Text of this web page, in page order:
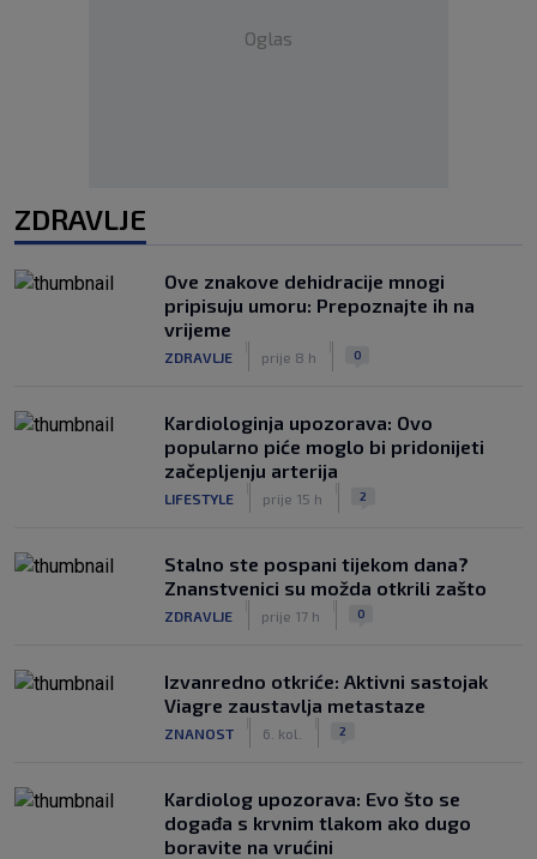
Oglas
ZDRAVLJE
Ove znakove dehidracije mnogi
pripisuju umoru: Prepoznajte ih na
vrijeme
ZDRAVLJE prije 8 h 0
Kardiologinja upozorava: Ovo
popularno piće moglo bi pridonijeti
začepljenju arterija
LIFESTYLE prije 15 h 2
Stalno ste pospani tijekom dana?
Znanstvenici su možda otkrili zašto
ZDRAVLJE prije 17 h 0
Izvanredno otkriće: Aktivni sastojak
Viagre zaustavlja metastaze
ZNANOST 6. kol. 2
Kardiolog upozorava: Evo što se
događa s krvnim tlakom ako dugo
boravite na vrućini